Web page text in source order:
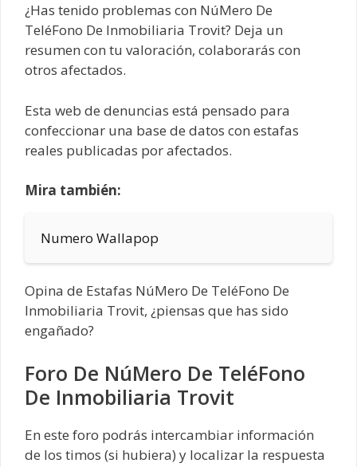
¿Has tenido problemas con NúMero De
TeléFono De Inmobiliaria Trovit? Deja un
resumen con tu valoración, colaborarás con
otros afectados.
Esta web de denuncias está pensado para
confeccionar una base de datos con estafas
reales publicadas por afectados.
Mira también:
Numero Wallapop
Opina de Estafas NúMero De TeléFono De
Inmobiliaria Trovit, ¿piensas que has sido
engañado?
Foro De NúMero De TeléFono
De Inmobiliaria Trovit
En este foro podrás intercambiar información
de los timos (si hubiera) y localizar la respuesta